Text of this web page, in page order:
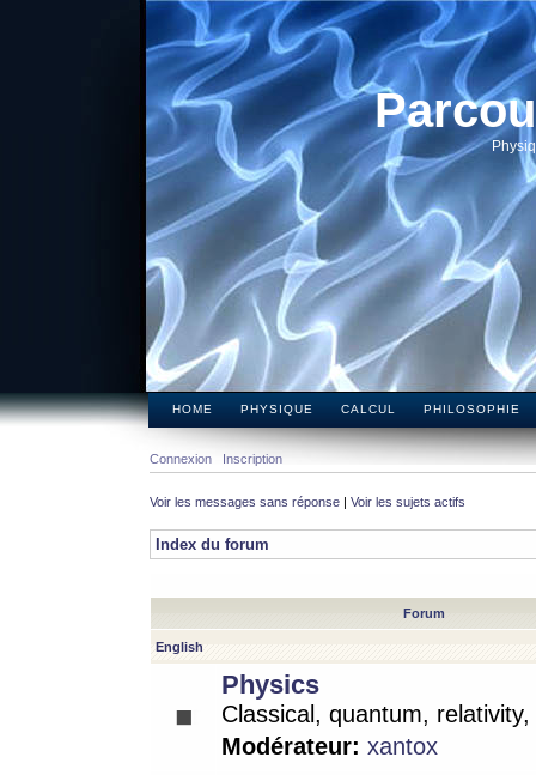
HOME PHYSIQUE CALCUL PHILOSOPHIE
Connexion Inscription
Voir les messages sans réponse | Voir les sujets actifs
Index du forum
Forum
English
Physics
Classical, quantum,
Modérateur: xantox